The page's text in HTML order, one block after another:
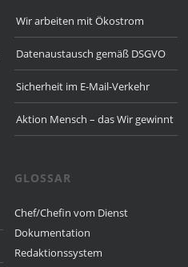
Wir arbeiten mit Ökostrom
Datenaustausch gemäß DSGVO
Sicherheit im E-Mail-Verkehr
Aktion Mensch – das Wir gewinnt
GLOSSAR
Chef/Chefin vom Dienst
Dokumentation
Redaktionssystem